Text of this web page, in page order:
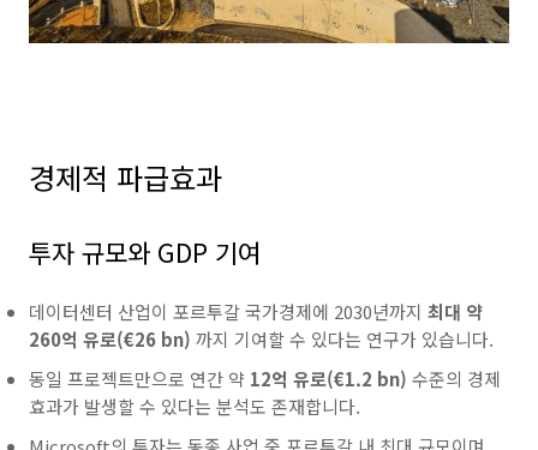
경제적 파급효과
투자 규모와 GDP 기여
데이터센터 산업이 포르투갈 국가경제에 2030년까지 최대 약
260억 유로(€26 bn) 까지 기여할 수 있다는 연구가 있습니다.
동일 프로젝트만으로 연간 약 12억 유로(€1.2 bn) 수준의 경제
효과가 발생할 수 있다는 분석도 존재합니다.